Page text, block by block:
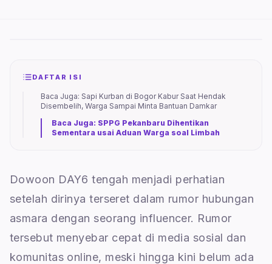
DAFTAR ISI
Baca Juga: Sapi Kurban di Bogor Kabur Saat Hendak
Disembelih, Warga Sampai Minta Bantuan Damkar
Baca Juga: SPPG Pekanbaru Dihentikan
Sementara usai Aduan Warga soal Limbah
Dowoon DAY6 tengah menjadi perhatian
setelah dirinya terseret dalam rumor hubungan
asmara dengan seorang influencer. Rumor
tersebut menyebar cepat di media sosial dan
komunitas online, meski hingga kini belum ada